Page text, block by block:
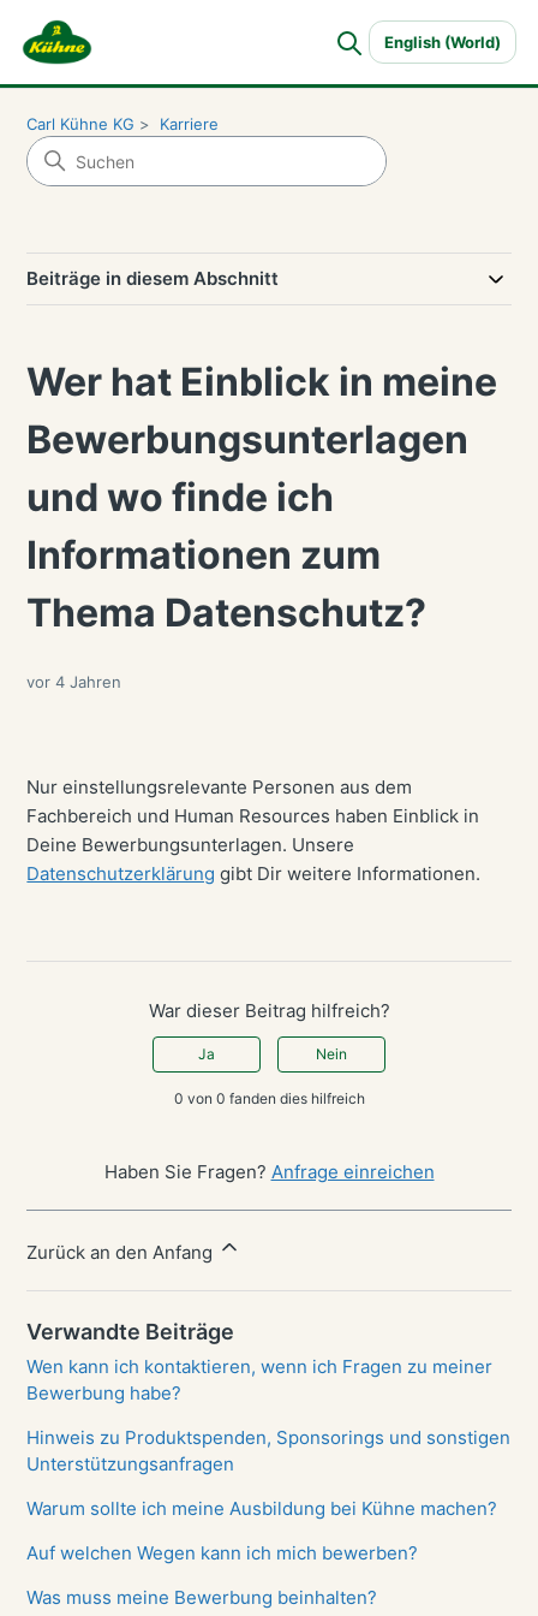
English (World)
Carl Kühne KG Karriere
Beiträge in diesem Abschnitt
Wer hat Einblick in meine
Bewerbungsunterlagen
und wo finde ich
Informationen zum
Thema Datenschutz?
vor 4 Jahren
Nur einstellungsrelevante Personen aus dem
Fachbereich und Human Resources haben Einblick in
Deine Bewerbungsunterlagen. Unsere
Datenschutzerklärung gibt Dir weitere Informationen.
War dieser Beitrag hilfreich?
Ja Nein
0 von 0 fanden dies hilfreich
Haben Sie Fragen? Anfrage einreichen
Zurück an den Anfang
Verwandte Beiträge
Wen kann ich kontaktieren, wenn ich Fragen zu meiner
Bewerbung habe?
Hinweis zu Produktspenden, Sponsorings und sonstigen
Unterstützungsanfragen
Warum sollte ich meine Ausbildung bei Kühne machen?
Auf welchen Wegen kann ich mich bewerben?
Was muss meine Bewerbung beinhalten?